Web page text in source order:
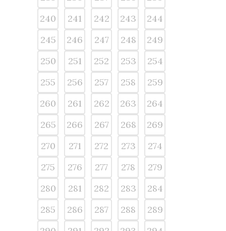
240
241 242 243
244
245
246 247 248
249
250
251 252 253
254
255
256 257 258
259
260
261 262 263
264
265
266 267 268
269
270
271 272 273
274
275
276 277 278
279
280
281 282 283
284
285
286 287 288
289